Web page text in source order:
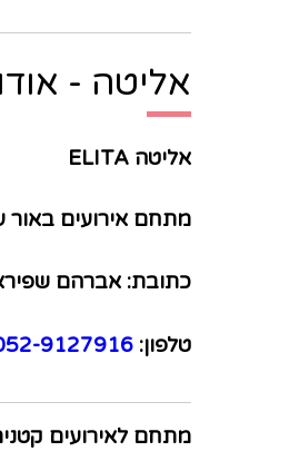
אליטה -
אליטה ELITA
מתחם אירועים באור עקיבא |
כתובת: אברהם שפירא 144, אור
טלפון: 9127916
מתחם לאירועים